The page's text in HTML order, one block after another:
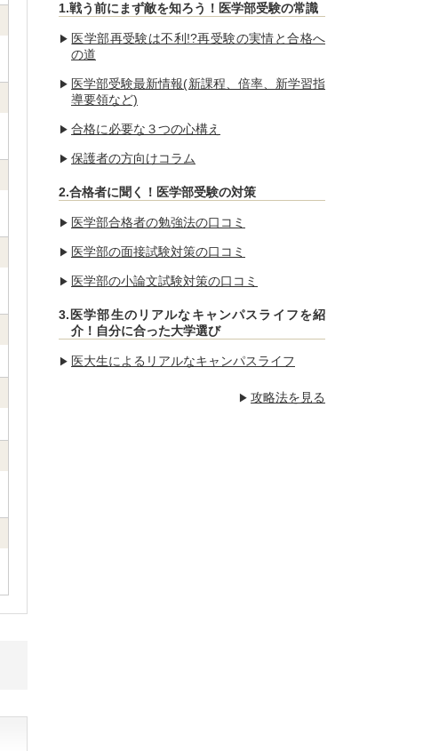
1.戦う前にまず敵を知ろう！医学部受験の常識
医学部再受験は不利!?再受験の実情と合格へ
の道
医学部受験最新情報(新課程、倍率、新学習指
導要領など)
合格に必要な３つの心構え
保護者の方向けコラム
2.合格者に聞く！医学部受験の対策
医学部合格者の勉強法の口コミ
医学部の面接試験対策の口コミ
医学部の小論文試験対策の口コミ
3.医学部生のリアルなキャンパスライフを紹
介！自分に合った大学選び
医大生によるリアルなキャンパスライフ
攻略法を見る